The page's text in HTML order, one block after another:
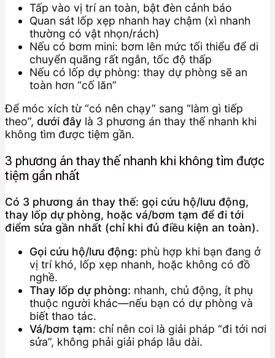
Tấp vào vị trí an toàn, bật đèn cảnh báo
Quan sát lốp xẹp nhanh hay chậm (xì nhanh
thường có vật nhọn/rách)
Nếu có bơm mini: bơm lên mức tối thiểu để di
chuyển quãng rất ngắn, tốc độ thấp
Nếu có lốp dự phòng: thay dự phòng sẽ an
toàn hơn “cố lăn”
Để móc xích từ “có nên chạy” sang “làm gì tiếp
theo”, dưới đây là 3 phương án thay thế nhanh khi
không tìm được tiệm gần.
3 phương án thay thế nhanh khi không tìm được
tiệm gần nhất
Có 3 phương án thay thế: gọi cứu hộ/lưu động,
thay lốp dự phòng, hoặc vá/bơm tạm để đi tới
điểm sửa gần nhất (chỉ khi đủ điều kiện an toàn).
Gọi cứu hộ/lưu động: phù hợp khi bạn đang ở
vị trí khó, lốp xẹp nhanh, hoặc không có đồ
nghề.
Thay lốp dự phòng: nhanh, chủ động, ít phụ
thuộc người khác—nếu bạn có dự phòng và
biết thao tác.
Vá/bơm tạm: chỉ nên coi là giải pháp “đi tới nơi
sửa”, không phải giải pháp lâu dài.